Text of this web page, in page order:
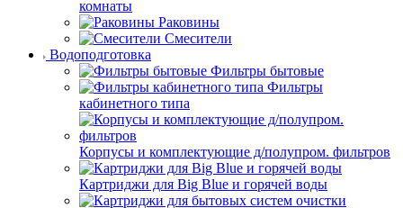
комнаты
Раковины
Смесители
Водоподготовка
Фильтры бытовые
Фильтры
кабинетного типа
Корпусы и комплектующие д/полупром. фильтров
Картриджи для Big Blue и горячей воды